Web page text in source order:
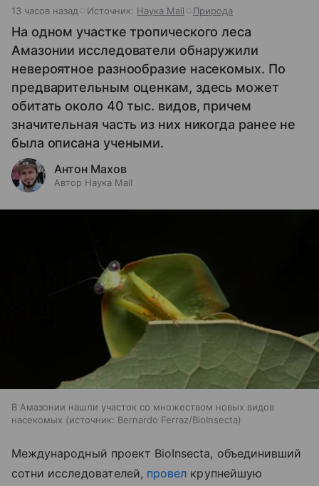
13 часов назад Источник: Наука Mail Природа
На одном участке тропического леса
Амазонии исследователи обнаружили
невероятное разнообразие насекомых. По
предварительным оценкам, здесь может
обитать около 40 тыс. видов, причем
значительная часть из них никогда ранее не
была описана учеными.
Антон Махов
Автор Наука Mail
В Амазонии нашли участок со множеством новых видов
насекомых
источник: Bernardo Ferraz/BioInsecta
Международный проект BioInsecta, объединивший
сотни исследователей, провел крупнейшую